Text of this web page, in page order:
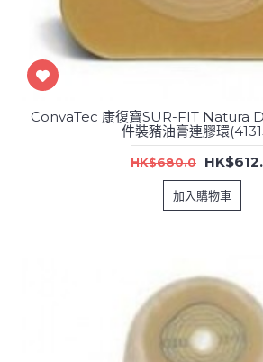
ConvaTec 康復寶SUR-FIT Natura
件裝豬油膏連膠環
HK$680.0
加入購物車